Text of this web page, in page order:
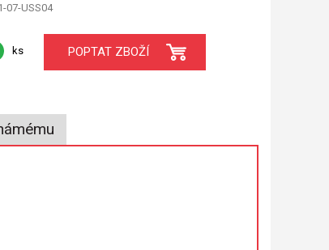
07-USS04
ks POPTAT ZBOŽÍ